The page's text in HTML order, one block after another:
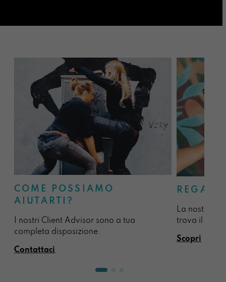
COME POSSIAMO
AIUTARTI?
I nostri Client Advisor sono a tua
completa disposizione.
Contattaci
La nostra
trova il
Scopri